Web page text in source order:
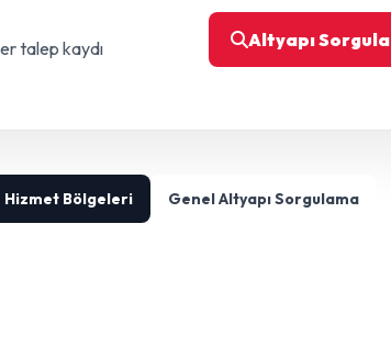
talep kaydı
Altyapı Sorgula
Hizmet Bölgeleri Genel Altyapı Sorgulama